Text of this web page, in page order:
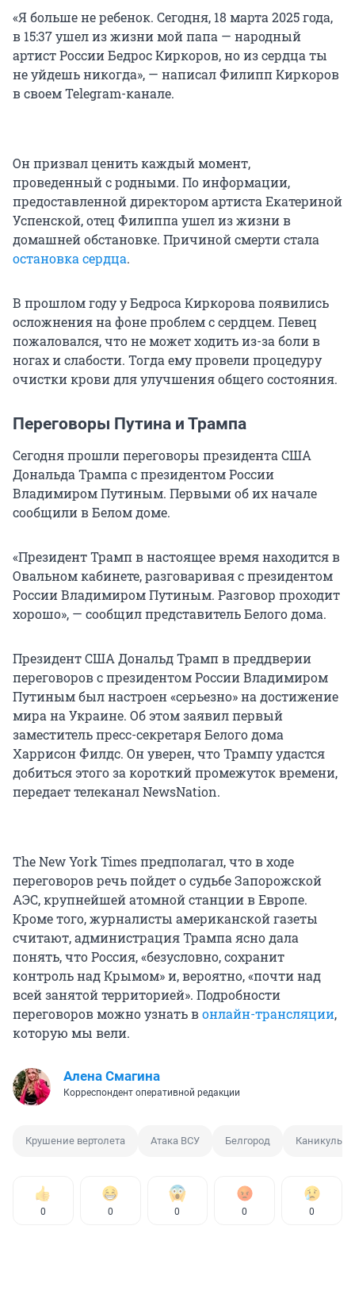
«Я больше не ребенок. Сегодня, 18 марта 2025 года,
в 15:37 ушел из жизни мой папа — народный
артист России Бедрос Киркоров, но из сердца ты
не уйдешь никогда», — написал Филипп Киркоров
в своем Telegram-канале.
Он призвал ценить каждый момент,
проведенный с родными. По информации,
предоставленной директором артиста Екатериной
Успенской, отец Филиппа ушел из жизни в
домашней обстановке. Причиной смерти стала
остановка сердца.
В прошлом году у Бедроса Киркорова появились
осложнения на фоне проблем с сердцем. Певец
пожаловался, что не может ходить из-за боли в
ногах и слабости. Тогда ему провели процедуру
очистки крови для улучшения общего состояния.
Переговоры Путина и Трампа
Сегодня прошли переговоры президента США
Дональда Трампа с президентом России
Владимиром Путиным. Первыми об их начале
сообщили в Белом доме.
«Президент Трамп в настоящее время находится в
Овальном кабинете, разговаривая с президентом
России Владимиром Путиным. Разговор проходит
хорошо», — сообщил представитель Белого дома.
Президент США Дональд Трамп в преддверии
переговоров с президентом России Владимиром
Путиным был настроен «серьезно» на достижение
мира на Украине. Об этом заявил первый
заместитель пресс-секретаря Белого дома
Харрисон Филдс. Он уверен, что Трампу удастся
добиться этого за короткий промежуток времени,
передает телеканал NewsNation.
The New York Times предполагал, что в ходе
переговоров речь пойдет о судьбе Запорожской
АЭС, крупнейшей атомной станции в Европе.
Кроме того, журналисты американской газеты
считают, администрация Трампa ясно дала
понять, что Россия, «безусловно, сохранит
контроль над Крымом» и, вероятно, «почти над
всей занятой территорией». Подробности
переговоров можно узнать вонлайн-трансляции,
которую мы вели.
Алена Смагина
Корреспондент оперативной редакции
Крушение вертолета Атака ВСУ Белгород Каникулы
0 0 0 0 0